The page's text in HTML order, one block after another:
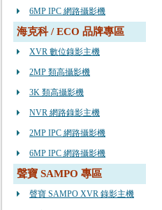
6MP IPC 網路攝影機
海克科 / ECO 品牌專區
XVR 數位錄影主機
2MP 類高攝影機
3K 類高攝影機
NVR 網路錄影主機
2MP IPC 網路攝影機
6MP IPC 網路攝影機
聲寶 SAMPO 專區
聲寶 SAMPO XVR 錄影主機